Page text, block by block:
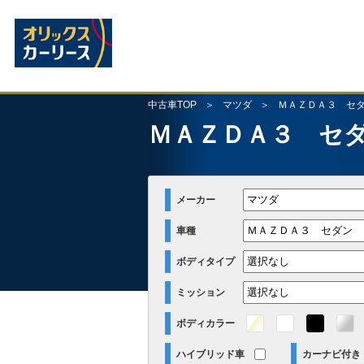
中古車TOP マツダ ＭＡＺＤＡ３ セ
ＭＡＺＤＡ３ セ
メーカー
車種
ボディタイプ
ミッション
ボディカラー
ハイブリッド車 カーナビ付き